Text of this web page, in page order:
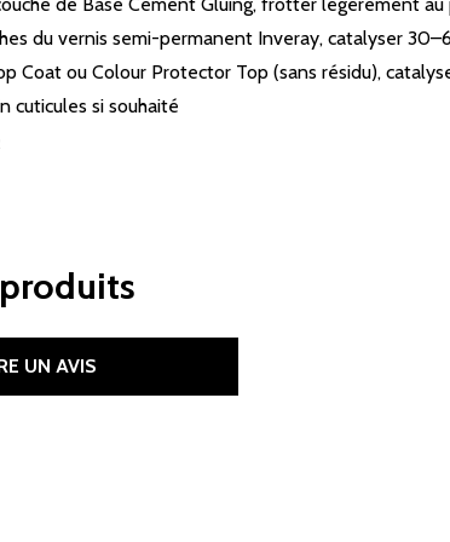
du vernis semi-permanent Inveray, catalyser
Coat ou Colour Protector Top (sans résidu),
cuticules si souhaité
UN AVIS